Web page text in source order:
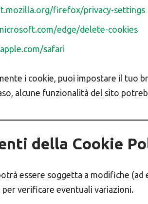
firefox/privacy-settings
edge/delete-cookies
safari
i cookie, puoi impostare il tuo
alcune funzionalità del sito
della Cookie
essere soggetta a modifiche
verificare eventuali variazioni.